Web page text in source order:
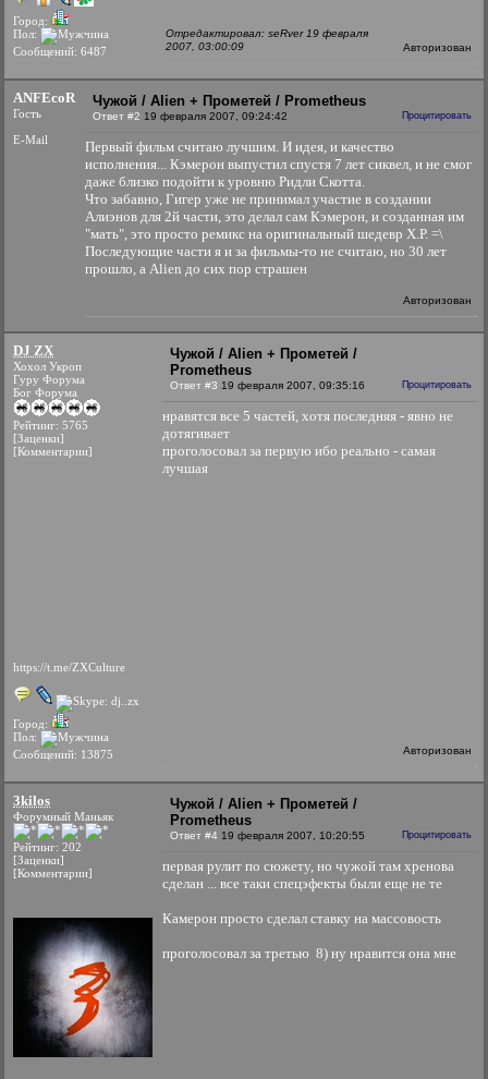
Город:
Пол:
Сообщений: 6487
Отредактировал: seRver 19 февраля
2007, 03:00:09
Авторизован
ANFEcoR
Гость
E-Mail
Чужой / Alien + Прометей / Prometheus
Ответ #2 19 февраля 2007, 09:24:42 Процитировать
Первый фильм считаю лучшим. И идея, и качество
исполнения... Кэмерон выпустил спустя 7 лет сиквел, и не смог
даже близко подойти к уровню Ридли Скотта.
Что забавно, Гигер уже не принимал участие в создании
Алиэнов для 2й части, это делал сам Кэмерон, и созданная им
"мать", это просто ремикс на оригинальный шедевр Х.Р. =\
Последующие части я и за фильмы-то не считаю, но 30 лет
прошло, а Alien до сих пор страшен
Авторизован
DJ ZX
Хохол Укроп
Гуру Форума
Бог Форума
Рейтинг: 5765
[Заценки]
[Комментарии]
https://t.me/ZXCulture
Город:
Пол:
Сообщений: 13875
Чужой / Alien + Прометей /
Prometheus
Ответ #3 19 февраля 2007, 09:35:16 Процитировать
нравятся все 5 частей, хотя последняя - явно не
дотягивает
проголосовал за первую ибо реально - самая
лучшая
Авторизован
3kilos
Форумный Маньяк
Рейтинг: 202
[Заценки]
[Комментарии]
Чужой / Alien + Прометей /
Prometheus
Ответ #4 19 февраля 2007, 10:20:55 Процитировать
первая рулит по сюжету, но чужой там хренова
сделан ... все таки спецэфекты были еще не те
Камерон просто сделал ставку на массовость
проголосовал за третью 8) ну нравится она мне